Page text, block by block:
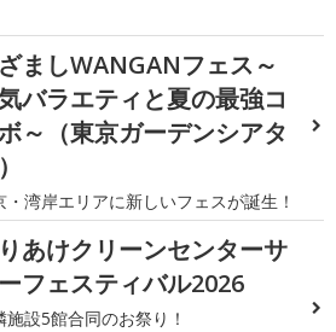
ましWANGANフェス～
バラエティと夏の最強コ
～（東京ガーデンシアタ
・湾岸エリアに新しいフェスが誕生！
あけクリーンセンターサ
フェスティバル2026
施設5館合同のお祭り！